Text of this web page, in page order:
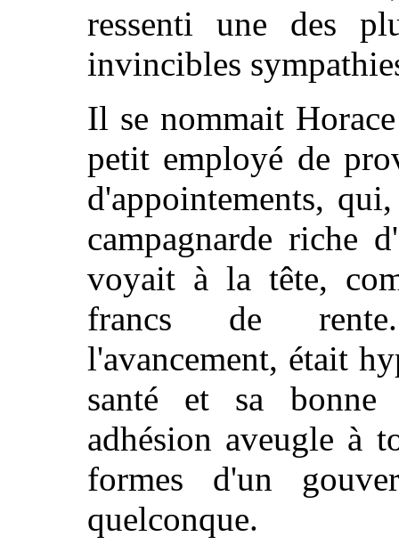
ressenti une des
invincibles
Il se nommait
petit employé de
d'appointements,
campagnarde riche
voyait à la tête,
francs de
l'avancement, était
santé et sa bonne
adhésion aveugle à
formes d'un
quelconque.